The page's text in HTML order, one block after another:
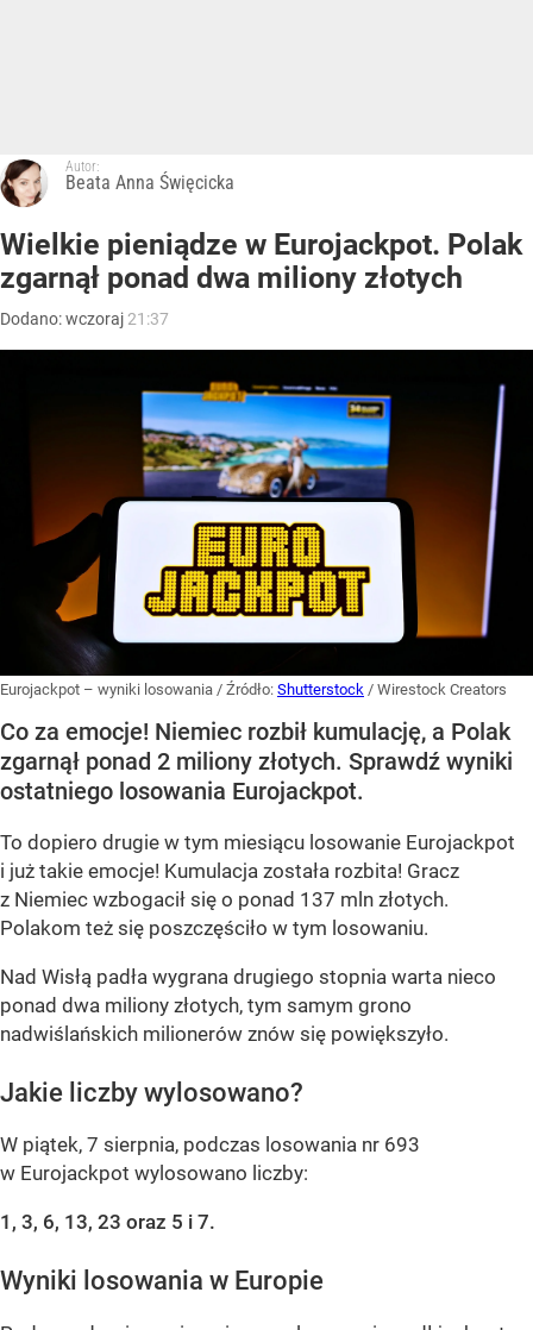
Autor:
Beata Anna Święcicka
Wielkie pieniądze w Eurojackpot. Polak
zgarnął ponad dwa miliony złotych
Dodano:wczoraj 21:37
Eurojackpot – wyniki losowania / Źródło: Shutterstock / Wirestock Creators
Co za emocje! Niemiec rozbił kumulację, a Polak
zgarnął ponad 2 miliony złotych. Sprawdź wyniki
ostatniego losowania Eurojackpot.
To dopiero drugie w tym miesiącu losowanie Eurojackpot
i już takie emocje! Kumulacja została rozbita! Gracz
z Niemiec wzbogacił się o ponad 137 mln złotych.
Polakom też się poszczęściło w tym losowaniu.
Nad Wisłą padła wygrana drugiego stopnia warta nieco
ponad dwa miliony złotych, tym samym grono
nadwiślańskich milionerów znów się powiększyło.
Jakie liczby wylosowano?
W piątek, 7 sierpnia, podczas losowania nr 693
w Eurojackpot wylosowano liczby:
1, 3, 6, 13, 23 oraz 5 i 7.
Wyniki losowania w Europie